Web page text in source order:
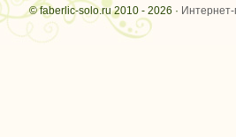
© faberlic-solo.ru 2010 - 2026 ·